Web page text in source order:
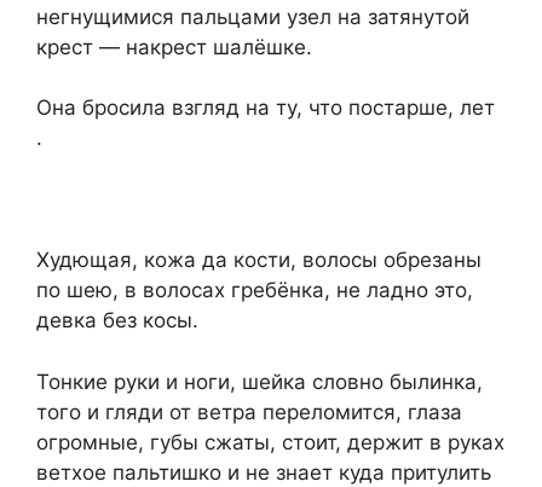
негнущимися пальцами узел на затянутой
крест — накрест шалёшке.
Она бросила взгляд на ту, что постарше, лет
.
Худющая, кожа да кости, волосы обрезаны
по шею, в волосах гребёнка, не ладно это,
девка без косы.
Тонкие руки и ноги, шейка словно былинка,
того и гляди от ветра переломится, глаза
огромные, губы сжаты, стоит, держит в руках
ветхое пальтишко и не знает куда притулить